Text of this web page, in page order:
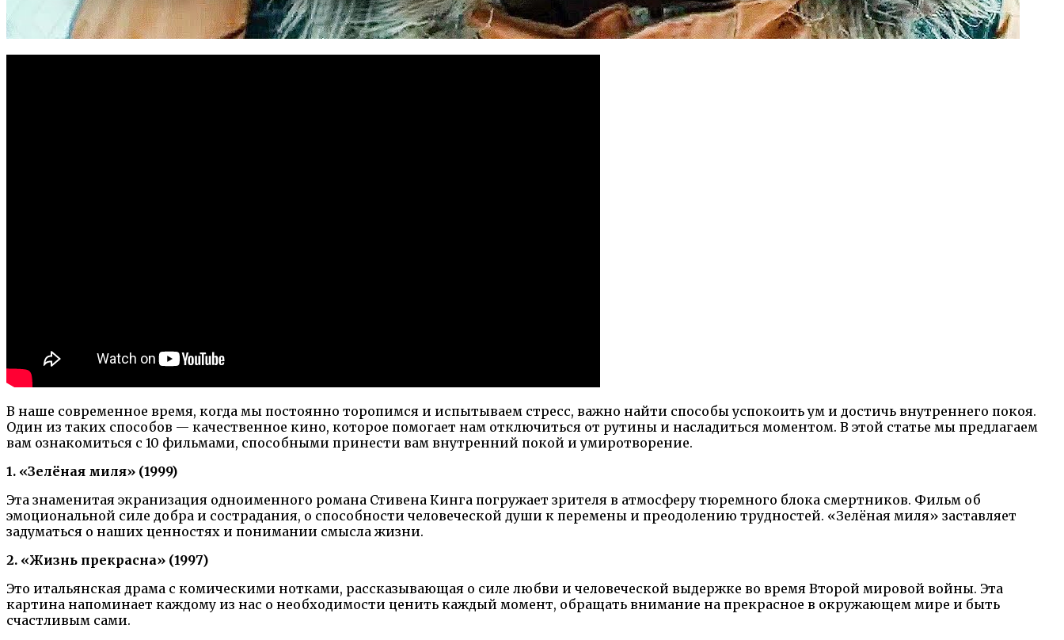
В наше современное время, когда мы постоянно торопимся и испытываем стресс, важно найти способы успокоить ум и достичь внутреннего покоя.
Один из таких способов — качественное кино, которое помогает нам отключиться от рутины и насладиться моментом. В этой статье мы предлагаем
вам ознакомиться с 10 фильмами, способными принести вам внутренний покой и умиротворение.
1. «Зелёная миля» (1999)
Эта знаменитая экранизация одноименного романа Стивена Кинга погружает зрителя в атмосферу тюремного блока смертников. Фильм об
эмоциональной силе добра и сострадания, о способности человеческой души к перемены и преодолению трудностей. «Зелёная миля» заставляет
задуматься о наших ценностях и понимании смысла жизни.
2. «Жизнь прекрасна» (1997)
Это итальянская драма с комическими нотками, рассказывающая о силе любви и человеческой выдержке во время Второй мировой войны. Эта
картина напоминает каждому из нас о необходимости ценить каждый момент, обращать внимание на прекрасное в окружающем мире и быть
счастливым сами.